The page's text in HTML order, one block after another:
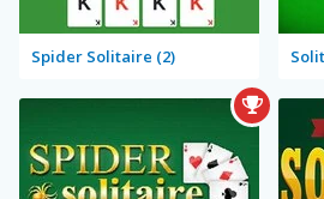
Spider Solitaire (2)